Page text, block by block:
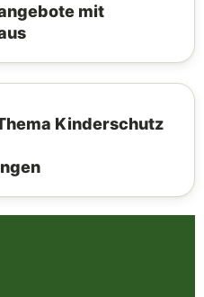
mit
Kinderschutz